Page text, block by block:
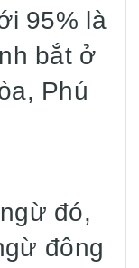
95% là
bắt ở
Phú
đó,
đông